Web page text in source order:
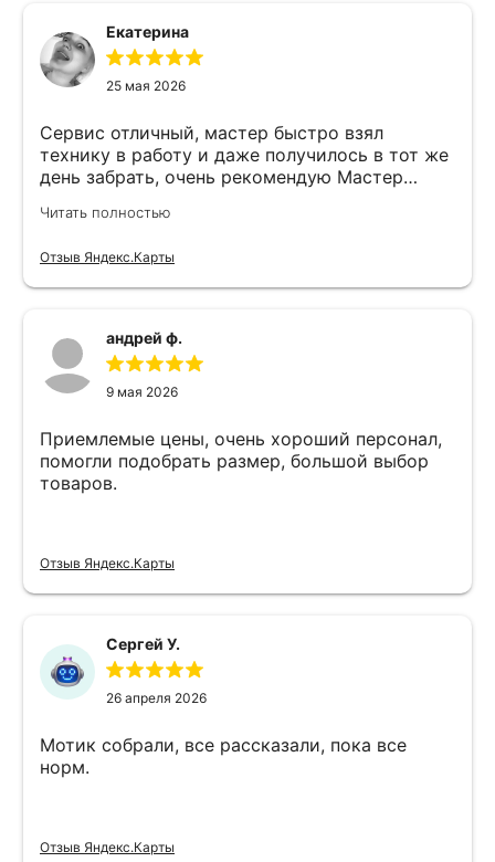
Екатерина
25 мая 2026
Сервис отличный, мастер быстро взял
технику в работу и даже получилось в тот же
день забрать, очень рекомендую Мастер
Читать полностью
Отзыв Яндекс.Карты
андрей ф.
9 мая 2026
Приемлемые цены, очень хороший персонал,
помогли подобрать размер, большой выбор
товаров.
Отзыв Яндекс.Карты
Сергей У.
26 апреля 2026
Мотик собрали, все рассказали, пока все
норм.
Отзыв Яндекс.Карты